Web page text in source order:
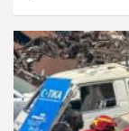
eğitimi